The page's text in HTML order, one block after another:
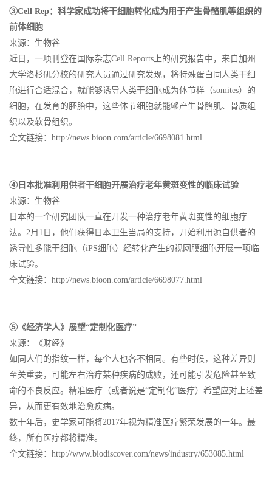
③Cell Rep：科学家成功将干细胞转化成为用于产生骨骼肌等组织的
前体细胞
来源：生物谷
近日，一项刊登在国际杂志Cell Reports上的研究报告中，来自加州
大学洛杉矶分校的研究人员通过研究发现，将特殊蛋白同人类干细
胞进行合适混合，就能够诱导人类干细胞成为体节样（somites）的
细胞，在发育的胚胎中，这些体节细胞就能够产生骨骼肌、骨质组
织以及软骨组织。
全文链接：http://news.bioon.com/article/6698081.html
④日本批准利用供者干细胞开展治疗老年黄斑变性的临床试验
来源：生物谷
日本的一个研究团队一直在开发一种治疗老年黄斑变性的细胞疗
法。2月1日，他们获得日本卫生当局的支持，开始利用源自供者的
诱导性多能干细胞（iPS细胞）经转化产生的视网膜细胞开展一项临
床试验。
全文链接：http://news.bioon.com/article/6698077.html
⑤《经济学人》展望“定制化医疗”
来源：《财经》
如同人们的指纹一样，每个人也各不相同。有些时候，这种差异则
至关重要，可能左右治疗某种疾病的成败，还可能引发危险甚至致
命的不良反应。精准医疗（或者说是“定制化”医疗）希望应对上述差
异，从而更有效地治愈疾病。
数十年后，史学家可能将2017年视为精准医疗繁荣发展的一年。最
终，所有医疗都将精准。
全文链接：http://www.biodiscover.com/news/industry/653085.html